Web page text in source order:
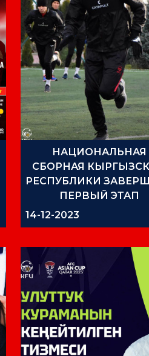
НАЦИОНАЛЬНАЯ
СБОРНАЯ
РЕСПУБЛИКИ
ПЕРВЫЙ ЭТАП
ПОДГОТОВКИ К
АЗИИ 2023
14-12-2023